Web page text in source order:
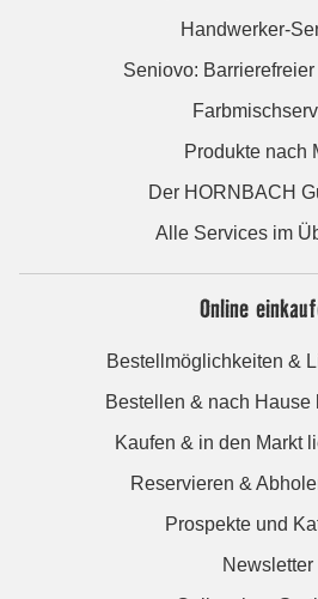
Handwerker-
Seniovo:
Produkte nach
Der HORNBACH
Alle Services im
Online
Bestellmöglichkeiten &
Bestellen & nach Hause
Kaufen & in den Markt
Reservieren &
Prospekte und
Newsletter